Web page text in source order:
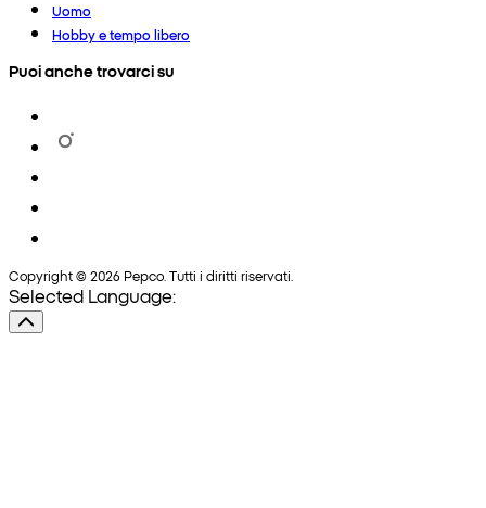
Uomo
Hobby e tempo libero
Puoi anche trovarci su
Copyright © 2026 Pepco. Tutti i diritti riservati.
Selected Language: